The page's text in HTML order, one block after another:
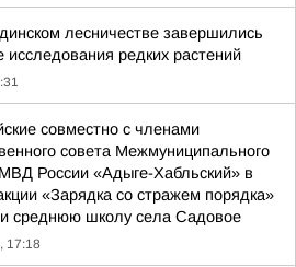
лесничестве завершились
исследования редких растений
совместно с членами
совета Межмуниципального
России «Адыге-Хабльский» в
«Зарядка со стражем порядка»
среднюю школу села Садовое
17:18